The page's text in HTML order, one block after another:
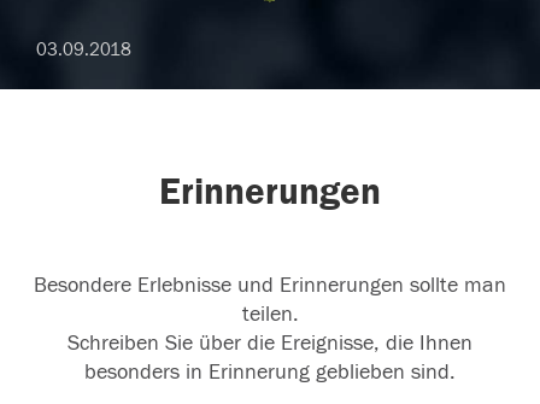
03.09.2018
Erinnerungen
Besondere Erlebnisse und Erinnerungen sollte man
teilen.
Schreiben Sie über die Ereignisse, die Ihnen
besonders in Erinnerung geblieben sind.